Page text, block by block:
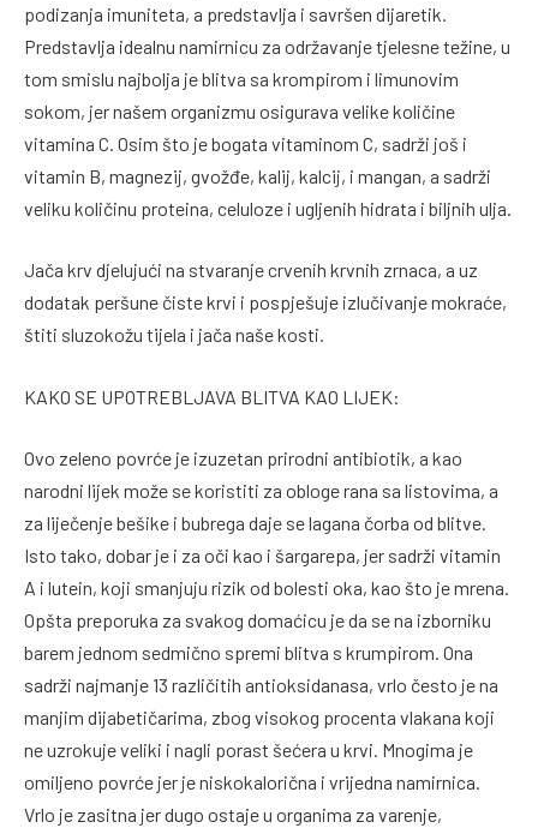
podizanja imuniteta, a predstavlja i savršen dijaretik.
Predstavlja idealnu namirnicu za održavanje tjelesne težine, u
tom smislu najbolja je blitva sa krompirom i limunovim
sokom, jer našem organizmu osigurava velike količine
vitamina C. Osim što je bogata vitaminom C, sadrži još i
vitamin B, magnezij, gvožđe, kalij, kalcij, i mangan, a sadrži
veliku količinu proteina, celuloze i ugljenih hidrata i biljnih ulja.
Jača krv djelujući na stvaranje crvenih krvnih zrnaca, a uz
dodatak peršune čiste krvi i pospješuje izlučivanje mokraće,
štiti sluzokožu tijela i jača naše kosti.
KAKO SE UPOTREBLJAVA BLITVA KAO LIJEK:
Ovo zeleno povrće je izuzetan prirodni antibiotik, a kao
narodni lijek može se koristiti za obloge rana sa listovima, a
za liječenje bešike i bubrega daje se lagana čorba od blitve.
Isto tako, dobar je i za oči kao i šargarepa, jer sadrži vitamin
A i lutein, koji smanjuju rizik od bolesti oka, kao što je mrena.
Opšta preporuka za svakog domaćicu je da se na izborniku
barem jednom sedmično spremi blitva s krumpirom. Ona
sadrži najmanje 13 različitih antioksidanasa, vrlo često je na
manjim dijabetičarima, zbog visokog procenta vlakana koji
ne uzrokuje veliki i nagli porast šećera u krvi. Mnogima je
omiljeno povrće jer je niskokalorična i vrijedna namirnica.
Vrlo je zasitna jer dugo ostaje u organima za varenje,